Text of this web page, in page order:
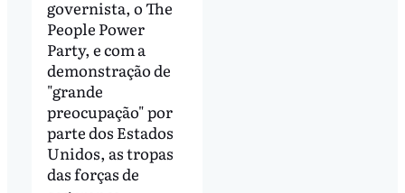
governista, o The
People Power
Party, e com a
demonstração de
"grande
preocupação" por
parte dos Estados
Unidos, as tropas
das forças de